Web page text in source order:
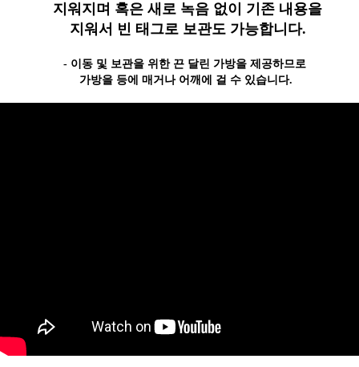
지워지며 혹은 새로 녹음 없이 기존 내용을
지워서 빈 태그로 보관도 가능합니다.
- 이동 및 보관을 위한 끈 달린 가방을 제공하므로
가방을 등에 매거나 어깨에 걸 수 있습니다.